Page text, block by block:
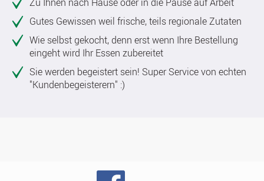
Gutes Gewissen weil frische, teils regionale Zutaten
Wie selbst gekocht, denn erst wenn Ihre Bestellung
eingeht wird Ihr Essen zubereitet
Sie werden begeistert sein! Super Service von echten
"Kundenbegeisterern" :)